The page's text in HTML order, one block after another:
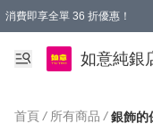
消費即享全單 36 折優惠！
購物满$50，全國包郵。Free
如意純銀
首頁 / 所有商品 / 銀飾的